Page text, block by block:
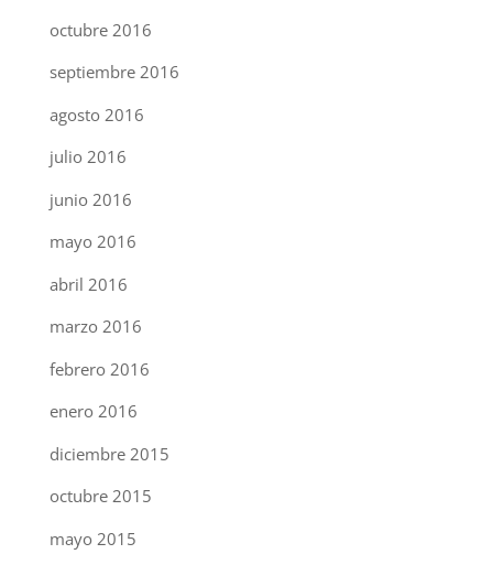
octubre 2016
septiembre 2016
agosto 2016
julio 2016
junio 2016
mayo 2016
abril 2016
marzo 2016
febrero 2016
enero 2016
diciembre 2015
octubre 2015
mayo 2015